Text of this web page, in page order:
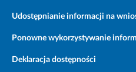
Udostępnianie informacji na
Ponowne wykorzystywanie
Deklaracja dostępności